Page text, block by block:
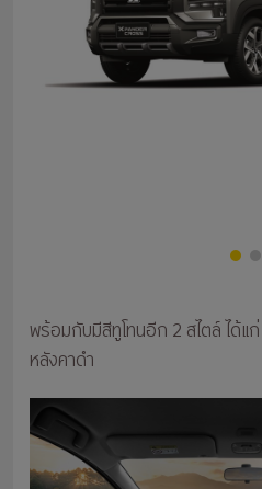
พร้อมกับมีสีทูโทนอีก 2 สไตล์ ได้แก่
หลังคาดำ